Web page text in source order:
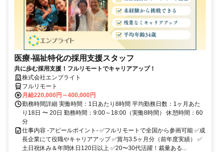
医療‧福祉特化の採用支援スタッフ
共に歩む採用支援！フルリモートでキャリアアップ！
株式会社エンブライト
フルリモート
月給220,000円～400,000円
勤務時間詳細 実働時間：1日あたり8時間 平均勤務日数：1ヶ月あた
り18日 〜 20日 勤務時間：9:00～18:00（実働8時間） 休憩時間：60
分
仕事内容 -アピールポイント- ✅フルリモートで全国から参画可能 ✅成
長企業にて役職やキャリアアップ ✅賞与3.5ヶ月分（前年度実績） ✅
土日祝休み＆年間休日120日以上 ✅20〜30代活躍！裁量ある...